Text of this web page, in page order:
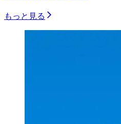
もっと見る